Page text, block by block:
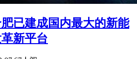
肥已建成国内最大的新能
新平台